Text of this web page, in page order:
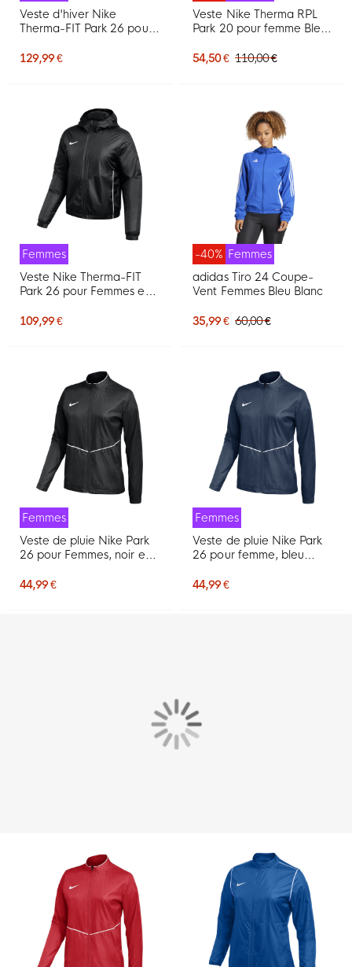
Veste d'hiver Nike
Therma-FIT Park 26 pour
129,99 €
Veste Nike Therma RPL
Park 20 pour femme Bleu
54,50 € 110,00 €
Femmes
Veste Nike Therma-FIT
Park 26 pour Femmes en
109,99 €
-40% Femmes
adidas Tiro 24 Coupe-
Vent Femmes Bleu Blanc
35,99 € 60,00 €
Femmes
Veste de pluie Nike Park
26 pour Femmes, noir et
44,99 €
Femmes
Veste de pluie Nike Park
26 pour femme, bleu
44,99 €